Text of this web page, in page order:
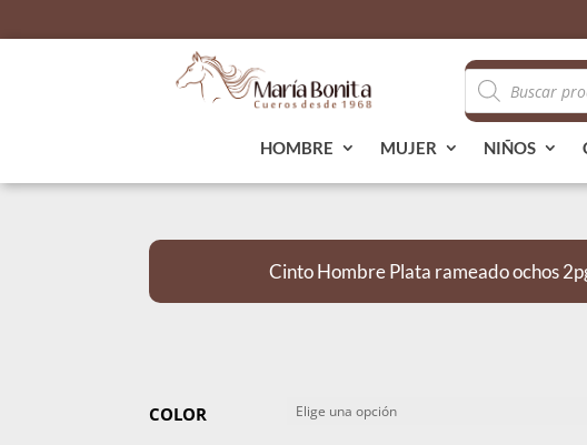
Búsqueda
de
productos
HOMBRE MUJER NIÑOS
Cinto Hombre Plata rameado ochos
COLOR